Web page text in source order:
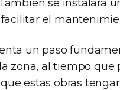
se instalará
el
un paso
zona, al tiempo
estas obras